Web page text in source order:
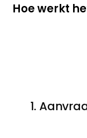
Hoe werkt
1.